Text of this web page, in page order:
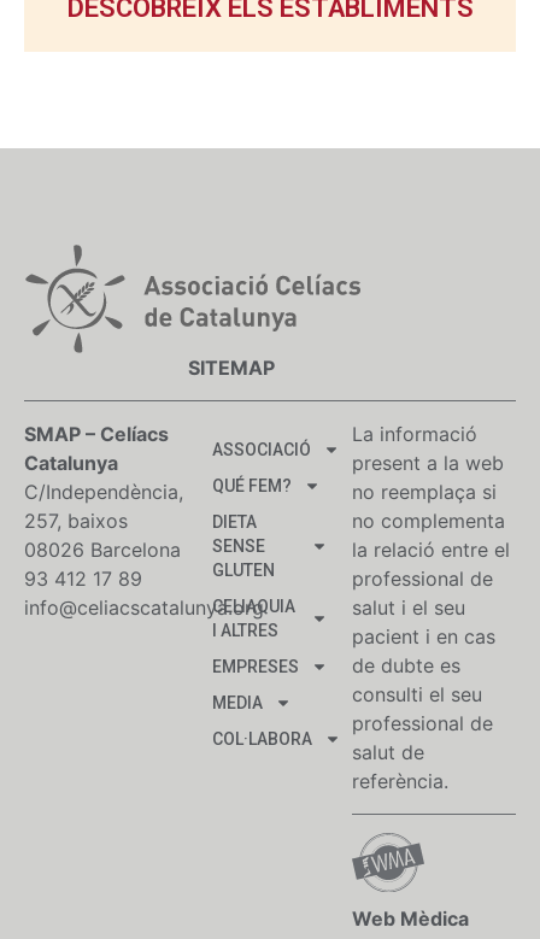
DESCOBREIX ELS ESTABLIMENTS
SMAP – Celíacs
Catalunya
C/Independència,
257, baixos
08026 Barcelona
93 412 17 89
info@celiacscatalunya.org
SITEMAP
ASSOCIACIÓ
QUÉ FEM?
DIETA
SENSE
GLUTEN
CELIAQUIA
I ALTRES
EMPRESES
MEDIA
COL·LABORA
La informació
present a la web
no reemplaça si
no complementa
la relació entre el
professional de
salut i el seu
pacient i en cas
de dubte es
consulti el seu
professional de
salut de
referència.
Web Mèdica